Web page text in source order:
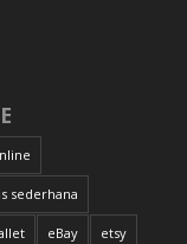
sederhana
eBay etsy